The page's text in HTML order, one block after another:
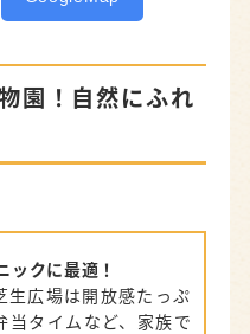
園！自然にふれ
ックに最適！
生広場は開放感たっぷ
当タイムなど、家族で